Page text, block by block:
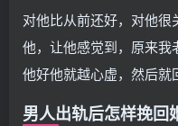
对他比从前还好，对他
他，让他感觉到，原来
他好他就越心虚，然后就
男人出轨后怎样挽回